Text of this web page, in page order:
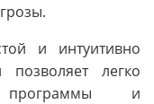
и интуитивно
легко
программы и